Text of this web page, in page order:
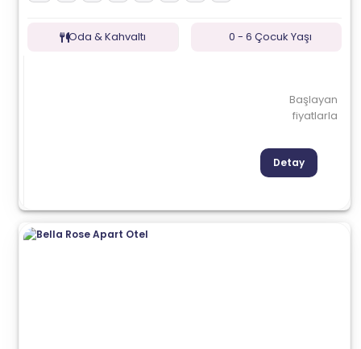
Oda & Kahvaltı 0 - 6 Çocuk Yaşı
Başlayan
fiyatlarla
Detay